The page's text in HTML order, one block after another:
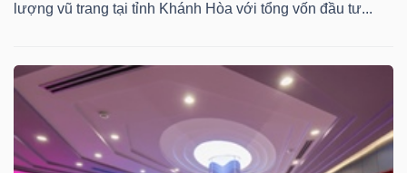
lượng vũ trang tại tỉnh Khánh Hòa với tổng vốn đầu tư...
đạo
(-)
Tất cả Người nội bộ Người liên quan Cổ đông lớn